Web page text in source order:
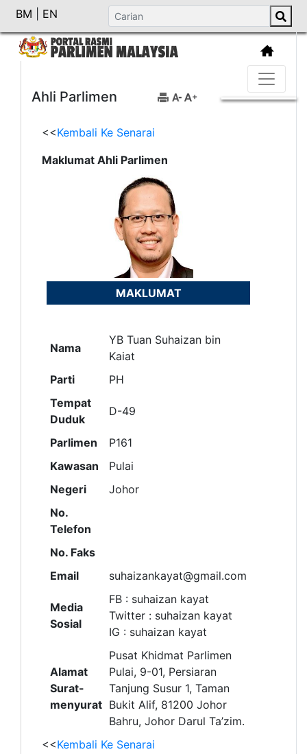
BM EN
Ahli Parlimen
<<Kembali Ke Senarai
Maklumat Ahli Parlimen
MAKLUMAT
Nama
YB Tuan Suhaizan bin
Kaiat
Parti
PH
Tempat
Duduk
D-49
Parlimen
P161
Kawasan
Pulai
Negeri
Johor
No.
Telefon
No. Faks
Email
suhaizankayat@gmail.com
Media
Sosial
FB : suhaizan kayat
Twitter : suhaizan kayat
IG : suhaizan kayat
Alamat
Surat-
menyurat
Pusat Khidmat Parlimen
Pulai, 9-01, Persiaran
Tanjung Susur 1, Taman
Bukit Alif, 81200 Johor
Bahru, Johor Darul Ta’zim.
<<Kembali Ke Senarai